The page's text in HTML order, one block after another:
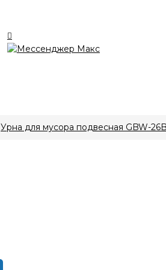
Урна для мусора подвесная GBW-